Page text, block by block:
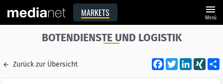
MARKETS menu
Menü
BOTENDIENSTE UND LOGISTIK
Zurück zur Übersicht Facebook
Twitter XING